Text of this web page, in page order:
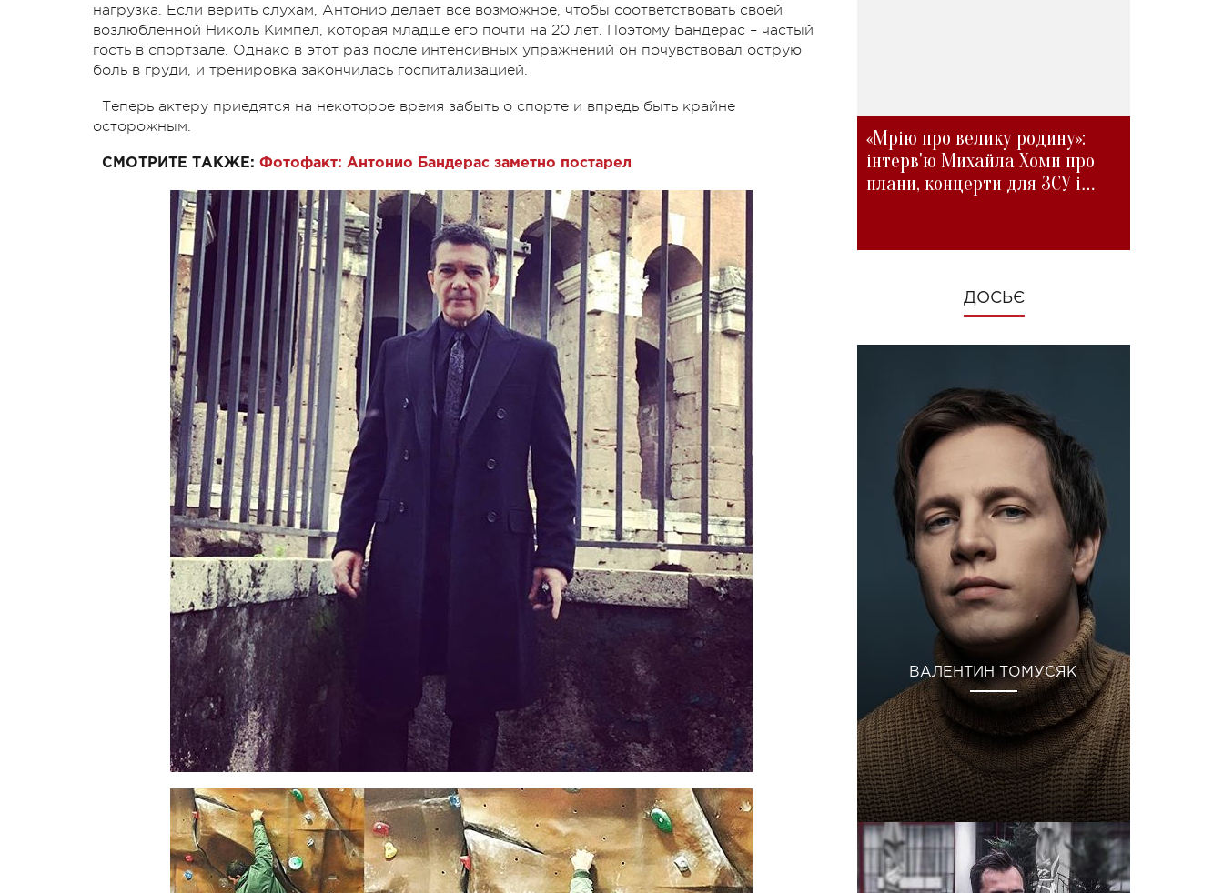
нагрузка. Если верить слухам, Антонио делает все возможное, чтобы соответствовать своей
возлюбленной Николь Кимпел, которая младше его почти на 20 лет. Поэтому Бандерас – частый
гость в спортзале. Однако в этот раз после интенсивных упражнений он почувствовал острую
боль в груди, и тренировка закончилась госпитализацией.
Теперь актеру приедятся на некоторое время забыть о спорте и впредь быть крайне
осторожным.
СМОТРИТЕ ТАКЖЕ: Фотофакт: Антонио Бандерас заметно постарел
«Мрію про велику родину»:
інтерв'ю Михайла Хоми про
плани, концерти для ЗСУ і
ДОСЬЄ
ВАЛЕНТИН ТОМУСЯК